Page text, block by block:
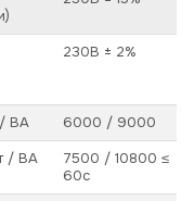
230В ± 2%
/ ВА
6000 / 9000
/ ВА
7500 / 10800 ≤
60с